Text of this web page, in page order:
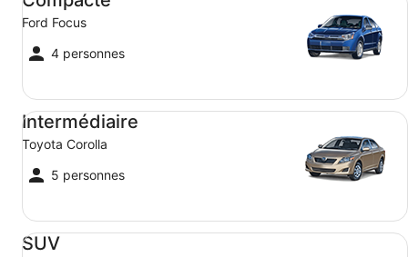
Ford Focus
4 personnes
Intermédiaire
Toyota Corolla
5 personnes
Intermédiaire Toyota Corolla
SUV
SUV Jeep Compass